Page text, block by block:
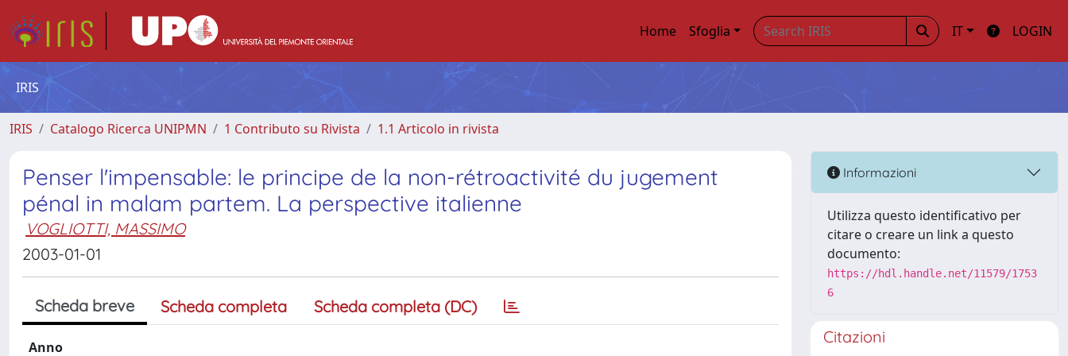
Home Sfoglia IT LOGIN
IRIS
IRIS Catalogo Ricerca UNIPMN 1 Contributo su Rivista 1.1 Articolo in rivista
Penser l'impensable: le principe de la non-rétroactivité du jugement
pénal in malam partem. La perspective italienne
VOGLIOTTI, MASSIMO
2003-01-01
Scheda breve Scheda completa Scheda completa (DC)
Anno
Informazioni
Utilizza questo identificativo per
citare o creare un link a questo
documento:
https://hdl.handle.net/11579/1753
6
Citazioni